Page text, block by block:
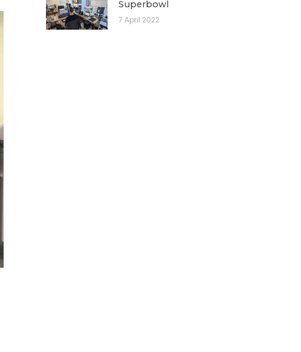
Superbowl
7 April 2022